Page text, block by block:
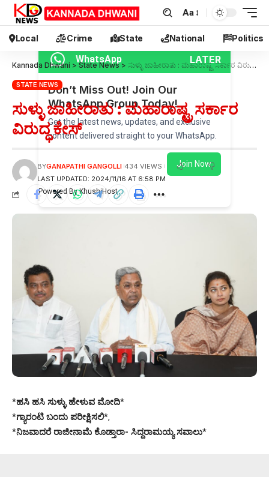
Aa
Local Crime State National Politics
Kannada Dhwani >State News> ಸುಳ್ಳು ಜಾಹೀರಾತು : ಮಹಾರಾಷ್ಟ್ರ ಸರ್ಕಾರ ವಿರುದ್ಧ ಕೇಸ್
STATE NEWS
ಸುಳ್ಳು ಜಾಹೀರಾತು : ಮಹಾರಾಷ್ಟ್ರ ಸರ್ಕಾರ
ವಿರುದ್ಧ ಕೇಸ್
LAST UPDATED: 2024/11/16 AT 6:58 PM
BYGANAPATHI GANGOLLI 434 VIEWS
*ಹಸಿ ಹಸಿ ಸುಳ್ಳು ಹೇಳುವ ಮೋದಿ*
*ಗ್ಯಾರಂಟಿ ಬಂದು ಪರೀಕ್ಷಿಸಲಿ*,
*ನಿಜವಾದರೆ ರಾಜೀನಾಮೆ ಕೊಡ್ತಾರಾ- ಸಿದ್ದರಾಮಯ್ಯ ಸವಾಲು*
WhatsApp LATER
Don’t Miss Out! Join Our
WhatsApp Group Today!
Get the latest news, updates, and exclusive
content delivered straight to your WhatsApp.
Join Now
Powered By KhushiHost